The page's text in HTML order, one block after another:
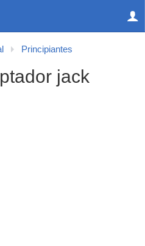
Principiantes
jack